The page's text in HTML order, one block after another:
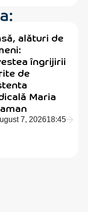
alături de
îngrijirii
de
Maria
7, 202618:45